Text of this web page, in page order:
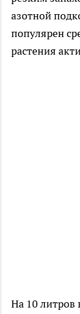
азотной
популярен
растения
На 10 литров